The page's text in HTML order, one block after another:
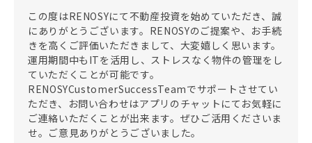
この度はRENOSYにて不動産投資を始めていただき、誠
にありがとうございます。RENOSYのご提案や、お手続
きを高くご評価いただきまして、大変嬉しく思います。
運用期間中もITを活用し、ストレスなく物件の管理をし
ていただくことが可能です。
RENOSYCustomerSuccessTeamでサポートさせてい
ただき、お問い合わせはアプリのチャットにてお気軽に
ご連絡いただくことが出来ます。ぜひご活用くださいま
せ。ご意見ありがとうございました。